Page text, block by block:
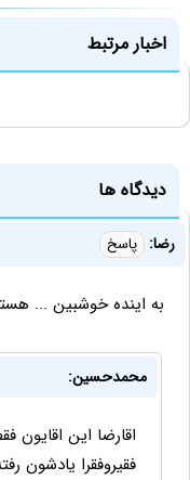
اخبار مرتبط
دیدگاه ها
رضا: پاسخ
به اینده خوشبین ...
محمدحسین:
اقارضا این اقایون
فقیروفقرا یادشون